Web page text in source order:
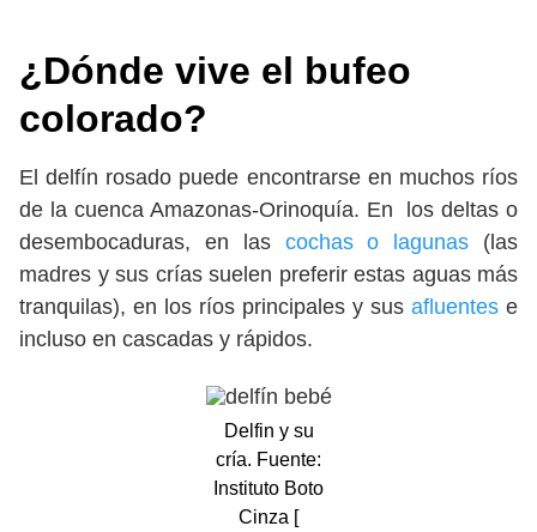
¿Dónde vive el bufeo
colorado?
El delfín rosado puede encontrarse en muchos ríos
de la cuenca Amazonas-Orinoquía. En los deltas o
desembocaduras, en lascochas o lagunas (las
madres y sus crías suelen preferir estas aguas más
tranquilas), en los ríos principales y sus afluentes e
incluso en cascadas y rápidos.
Delfin y su
cría. Fuente:
Instituto Boto
Cinza [